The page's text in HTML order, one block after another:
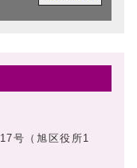
号（旭区役所1